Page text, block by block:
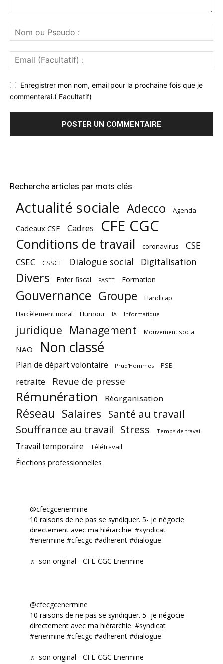
Enregistrer mon nom, email pour la prochaine fois que je
commenterai.( Facultatif)
Recherche articles par mots clés
Actualité sociale Adecco Agenda
Cadeaux CSE Cadres CFE CGC
Conditions de travail coronavirus CSE
CSEC CSSCT Dialogue social Digitalisation
Divers Enfer fiscal FASTT Formation
Gouvernance Groupe Handicap
Harcèlement moral Humour IA Informatique
juridique Management Mouvement social
NAO Non classé
Plan de départ volontaire Prud'Hommes PSE
retraite Revue de presse
Rémunération Réorganisation
Réseau Salaires Santé au travail
Souffrance au travail Stress Temps de travail
Travail temporaire Télétravail
Élections professionnelles
@cfecgcenermine
10 raisons de ne pas se syndiquer. 5- je négocie
directement avec ma hiérarchie. #syndicat
#enermine #cfecgc #adherent #dialogue
♬ son original - CFE-CGC Enermine
@cfecgcenermine
10 raisons de ne pas se syndiquer. 5- je négocie
directement avec ma hiérarchie. #syndicat
#enermine #cfecgc #adherent #dialogue
♬ son original - CFE-CGC Enermine